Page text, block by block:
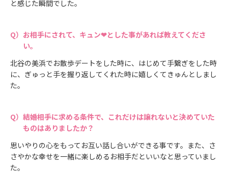
と感じた瞬間でした。
お相手にされて、キュン❤とした事があれば教えてくださ
い。
北谷の美浜でお散歩デートをした時に、はじめて手繋ぎをした時
に、ぎゅっと手を握り返してくれた時に嬉しくてきゅんとしまし
た。
結婚相手に求める条件で、これだけは譲れないと決めていた
ものはありましたか？
思いやりの心をもってお互い話し合いができる事です。また、さ
さやかな幸せを一緒に楽しめるお相手だといいなと思っていまし
た。